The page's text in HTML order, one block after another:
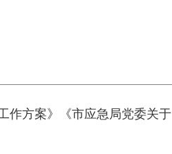
作方案》《市应急局党委关于